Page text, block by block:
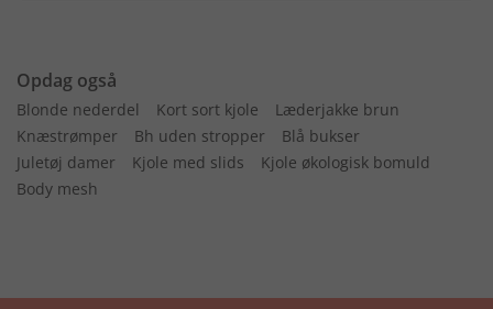
Opdag også
Blonde nederdel Kort sort kjole
Læderjakke brun
Knæstrømper
Bh uden stropper
Blå bukser
Juletøj damer
Kjole med slids
Kjole økologisk bomuld
Body mesh